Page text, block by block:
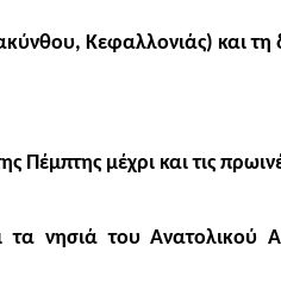
Κεφαλλονιάς) και
Πέμπτης μέχρι και τις
νησιά του Ανατολικού